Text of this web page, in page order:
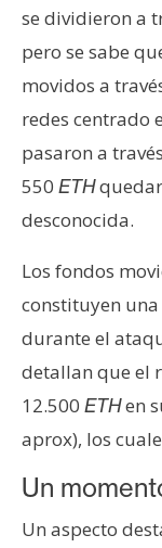
n
s
a
T
e
m
s
R
e
c
r
s
o
s
se dividieron a
pero se sabe
movidos a
redes centrado
pasaron a
550 ETH
desconocida.
Los fondos
constituyen
durante el
detallan que el
12.500 ETHen
aprox), los
Un
Un aspecto